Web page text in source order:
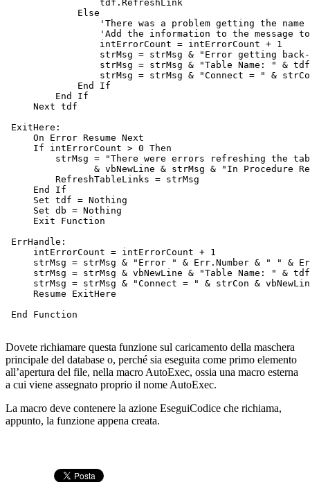
tdf.RefreshLink
Else
'There was a problem getting the name of
'Add the information to the message to
intErrorCount = intErrorCount + 1
strMsg = strMsg & "Error getting back-end
strMsg = strMsg & "Table Name: " &
strMsg = strMsg & "Connect = " & strCon &
End If
End If
Next tdf
ExitHere:
On Error Resume Next
If intErrorCount > 0 Then
strMsg = "There were errors refreshing the
& vbNewLine & strMsg & "In Procedure
RefreshTableLinks = strMsg
End If
Set tdf = Nothing
Set db = Nothing
Exit Function
ErrHandle:
intErrorCount = intErrorCount + 1
strMsg = strMsg & "Error " & Err.Number & " " &
strMsg = strMsg & vbNewLine & "Table Name: " &
strMsg = strMsg & "Connect = " & strCon &
Resume ExitHere
End Function
Dovete richiamare questa funzione sul caricamento della maschera
principale del database o, perché sia eseguita come primo elemento
all’apertura del file, nella macro AutoExec, ossia una macro esterna
a cui viene assegnato proprio il nome AutoExec.
La macro deve contenere la azione EseguiCodice che richiama,
appunto, la funzione appena creata.